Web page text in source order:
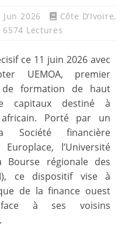
Jun 2026 Côte D’Ivoire,
6574 Lectures
ce 11 juin 2026 avec
UEMOA, premier
de formation de haut
capitaux destiné à
Porté par un
Société financière
l’Université
Bourse régionale des
ce dispositif vise à
de la finance ouest
face à ses voisins